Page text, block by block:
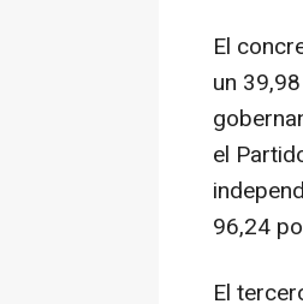
El
un
el
96,24
El